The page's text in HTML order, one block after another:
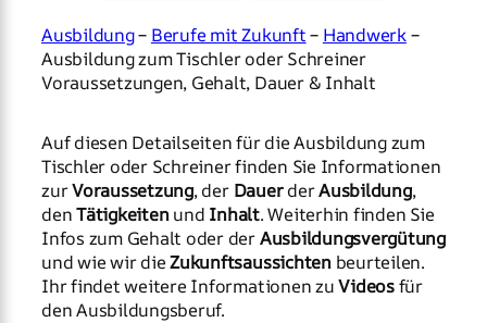
Ausbildung– Berufe mit Zukunft– Handwerk–
Ausbildung zum Tischler oder Schreiner
Voraussetzungen, Gehalt, Dauer & Inhalt
Auf diesen Detailseiten für die Ausbildung zum
Tischler oder Schreiner finden Sie Informationen
zurVoraussetzung, der DauerderAusbildung,
denTätigkeitenund Inhalt. Weiterhin finden Sie
Infos zum Gehalt oder derAusbildungsvergütung
und wie wir dieZukunftsaussichtenbeurteilen.
Ihr findet weitere Informationen zuVideosfür
den Ausbildungsberuf.